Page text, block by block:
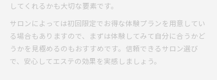
してくれるかも大切な要素です。
サロンによっては初回限定でお得な体験プランを用意してい
る場合もありますので、まずは体験してみて自分に合うかど
うかを見極めるのもおすすめです。信頼できるサロン選び
で、安心してエステの効果を実感しましょう。